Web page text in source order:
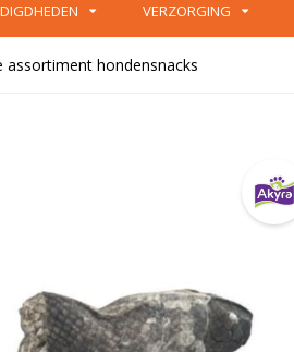
VERZORGING
assortiment hondensnacks